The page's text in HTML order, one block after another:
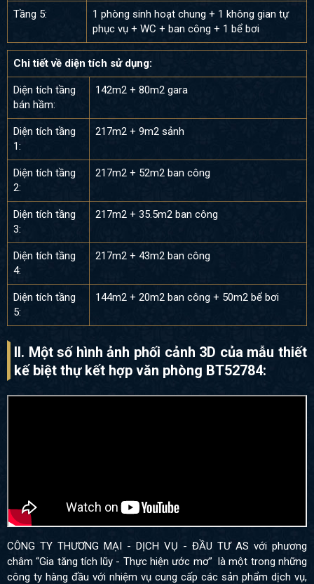
Tầng 5:
1 phòng sinh hoạt chung + 1 không gian tự
phục vụ + WC + ban công + 1 bể bơi
Chi tiết về diện tích sử dụng:
Diện tích tầng
bán hầm:
142m2 + 80m2 gara
Diện tích tầng
1:
217m2 + 9m2 sảnh
Diện tích tầng
2:
217m2 + 52m2 ban công
Diện tích tầng
3:
217m2 + 35.5m2 ban công
Diện tích tầng
4:
217m2 + 43m2 ban công
Diện tích tầng
5:
144m2 + 20m2 ban công + 50m2 bể bơi
II. Một số hình ảnh phối cảnh 3D của mẫu thiết
kế biệt thự kết hợp văn phòng BT52784:
CÔNG TY THƯƠNG MẠI - DỊCH VỤ - ĐẦU TƯ AS với phương
châm “Gia tăng tích lũy - Thực hiện ước mơ” là một trong những
công ty hàng đầu với nhiệm vụ cung cấp các sản phẩm dịch vụ,